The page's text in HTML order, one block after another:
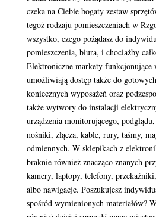
czeka na Ciebie bogaty zestaw
tegoż rodzaju pomieszczeniach w
wszystko, czego pożądasz do
pomieszczenia, biura, i chociażby
Elektroniczne markety
umożliwiają dostęp także do
koniecznych wyposażeń oraz
także wytwory do instalacji
urządzenia monitorującego,
nośniki, złącza, kable, rury, taśmy,
odmiennych. W sklepikach z
braknie również znacząco znanych
kamery, laptopy, telefony,
albo nawigacje. Poszukujesz
spośród wymienionych materiałów?